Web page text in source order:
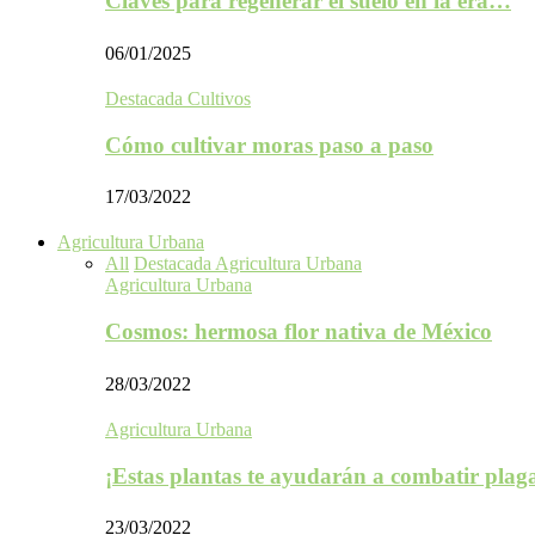
06/01/2025
Destacada Cultivos
Cómo cultivar moras paso a paso
17/03/2022
Agricultura Urbana
All Destacada Agricultura Urbana
Agricultura Urbana
Cosmos: hermosa flor nativa de México
28/03/2022
Agricultura Urbana
¡Estas plantas te ayudarán a combatir
23/03/2022